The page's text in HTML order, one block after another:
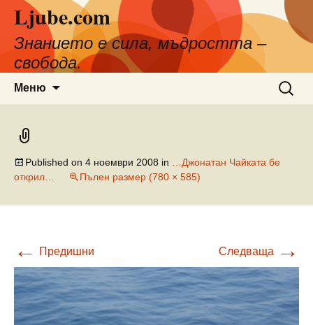
съдържанието
Ljube.com
Знанието е сила, мъдростта –
свобода.
Меню
за:
Published on 4 ноември 2008 in
…Джонатан Чайката бе
открил…
Пълен размер (780 × 585)
← Предишни Следваща →